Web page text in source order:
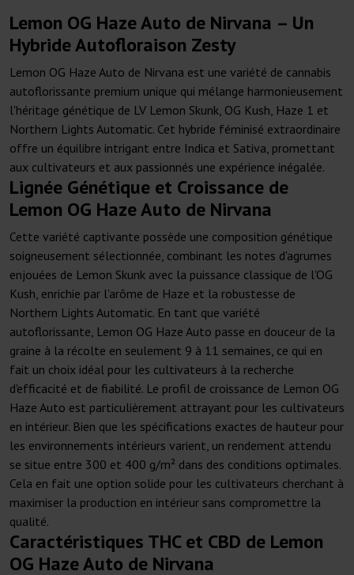
Lemon OG Haze Auto de Nirvana – Un
Hybride Autofloraison Zesty
Lemon OG Haze Auto de Nirvana est une variété de cannabis
autoflorissante premium unique qui mélange harmonieusement
l'héritage génétique de LV Lemon Skunk, OG Kush, Haze 1 et
Northern Lights Automatic. Cet hybride féminisé extraordinaire
offre un équilibre intrigant entre Indica et Sativa, promettant
aux cultivateurs et aux passionnés une expérience inégalée.
Lignée Génétique et Croissance de
Lemon OG Haze Auto de Nirvana
Cette variété captivante possède une composition génétique
soigneusement sélectionnée, combinant les notes d'agrumes
enjouées de Lemon Skunk avec la puissance classique de l'OG
Kush, enrichie par l'arôme de Haze et la robustesse de
Northern Lights Automatic. En tant que variété
autoflorissante, Lemon OG Haze Auto passe en douceur de la
graine à la récolte en seulement 9 à 11 semaines, ce qui en
fait un choix idéal pour les cultivateurs à la recherche
d'efficacité et de fiabilité. Le profil de croissance de Lemon OG
Haze Auto est particulièrement attrayant pour les cultivateurs
en intérieur. Bien que les spécifications exactes de hauteur pour
les environnements intérieurs varient, un rendement attendu
se situe entre 300 et 400 g/m² dans des conditions optimales.
Cela en fait une option solide pour les cultivateurs cherchant à
maximiser la production en intérieur sans compromettre la
qualité.
Caractéristiques THC et CBD de Lemon
OG Haze Auto de Nirvana